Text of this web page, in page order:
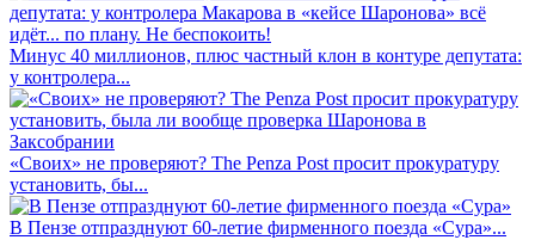
Минус 40 миллионов, плюс частный клон в контуре депутата:
у контролера...
«Своих» не проверяют? The Penza Post просит прокуратуру
установить, бы...
В Пензе отпразднуют 60-летие фирменного поезда «Сура»...